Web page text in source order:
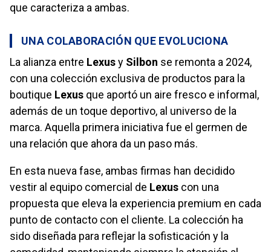
que caracteriza a ambas.
UNA COLABORACIÓN QUE EVOLUCIONA
La alianza entre Lexusy Silbon se remonta a 2024,
con una colección exclusiva de productos para la
boutique Lexus que aportó un aire fresco e informal,
además de un toque deportivo, al universo de la
marca. Aquella primera iniciativa fue el germen de
una relación que ahora da un paso más.
En esta nueva fase, ambas firmas han decidido
vestir al equipo comercial de Lexus con una
propuesta que eleva la experiencia premium en cada
punto de contacto con el cliente. La colección ha
sido diseñada para reflejar la sofisticación y la